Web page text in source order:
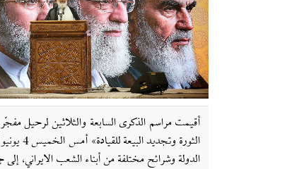
أقيمت مراسم الذكرى السابعة والثلاثين لرحيل
الدولة وشرائح مختلفة من أبناء الشعب الايراني،